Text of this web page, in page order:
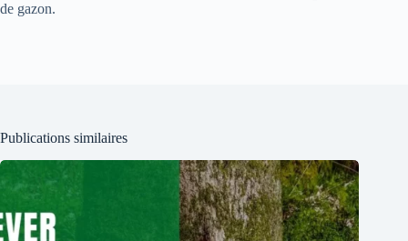
de gazon.
Publications similaires